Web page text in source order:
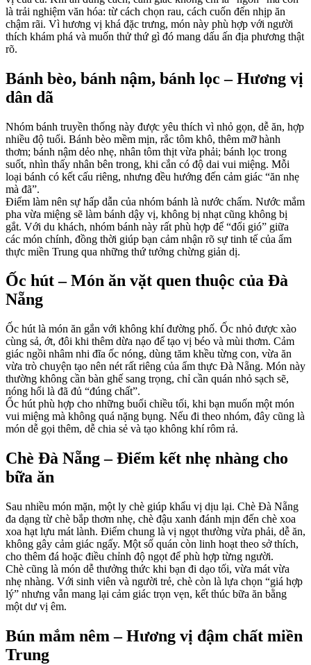
là trải nghiệm văn hóa: từ cách chọn rau, cách cuốn đến nhịp ăn
chậm rãi. Vì hương vị khá đặc trưng, món này phù hợp với người
thích khám phá và muốn thử thứ gì đó mang dấu ấn địa phương thật
rõ.
Bánh bèo, bánh nậm, bánh lọc – Hương vị
dân dã
Nhóm bánh truyền thống này được yêu thích vì nhỏ gọn, dễ ăn, hợp
nhiều độ tuổi. Bánh bèo mềm mịn, rắc tôm khô, thêm mỡ hành
thơm; bánh nậm dẻo nhẹ, nhân tôm thịt vừa phải; bánh lọc trong
suốt, nhìn thấy nhân bên trong, khi cắn có độ dai vui miệng. Mỗi
loại bánh có kết cấu riêng, nhưng đều hướng đến cảm giác “ăn nhẹ
mà đã”.
Điểm làm nên sự hấp dẫn của nhóm bánh là nước chấm. Nước mắm
pha vừa miệng sẽ làm bánh dậy vị, không bị nhạt cũng không bị
gắt. Với du khách, nhóm bánh này rất phù hợp để “đổi gió” giữa
các món chính, đồng thời giúp bạn cảm nhận rõ sự tinh tế của ẩm
thực miền Trung qua những thứ tưởng chừng giản dị.
Ốc hút – Món ăn vặt quen thuộc của Đà
Nẵng
Ốc hút là món ăn gắn với không khí đường phố. Ốc nhỏ được xào
cùng sả, ớt, đôi khi thêm dừa nạo để tạo vị béo và mùi thơm. Cảm
giác ngồi nhâm nhi đĩa ốc nóng, dùng tăm khều từng con, vừa ăn
vừa trò chuyện tạo nên nét rất riêng của ẩm thực Đà Nẵng. Món này
thường không cần bàn ghế sang trọng, chỉ cần quán nhỏ sạch sẽ,
nóng hổi là đã đủ “đúng chất”.
Ốc hút phù hợp cho những buổi chiều tối, khi bạn muốn một món
vui miệng mà không quá nặng bụng. Nếu đi theo nhóm, đây cũng là
món dễ gọi thêm, dễ chia sẻ và tạo không khí rôm rả.
Chè Đà Nẵng – Điểm kết nhẹ nhàng cho
bữa ăn
Sau nhiều món mặn, một ly chè giúp khẩu vị dịu lại. Chè Đà Nẵng
đa dạng từ chè bắp thơm nhẹ, chè đậu xanh đánh mịn đến chè xoa
xoa hạt lựu mát lành. Điểm chung là vị ngọt thường vừa phải, dễ ăn,
không gây cảm giác ngấy. Một số quán còn linh hoạt theo sở thích,
cho thêm đá hoặc điều chỉnh độ ngọt để phù hợp từng người.
Chè cũng là món dễ thưởng thức khi bạn đi dạo tối, vừa mát vừa
nhẹ nhàng. Với sinh viên và người trẻ, chè còn là lựa chọn “giá hợp
lý” nhưng vẫn mang lại cảm giác trọn vẹn, kết thúc bữa ăn bằng
một dư vị êm.
Bún mắm nêm – Hương vị đậm chất miền
Trung